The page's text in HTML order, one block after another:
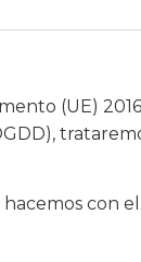
(UE)
con